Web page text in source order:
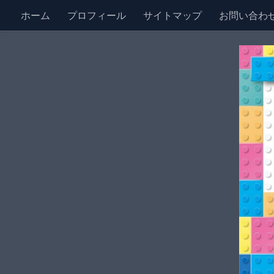
ホーム プロフィール サイトマップ お問い合わ